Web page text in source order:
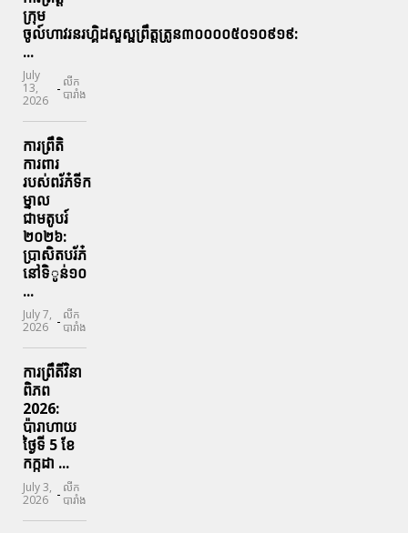
ក្រុម
ចូល៍ហាវរនរហ្គិដសួស្ផព្រឹត្តត្រូន៣០០០០៥០១០៩១៩:
...
July
13,
2026
- លីក
បារាំង
ការព្រឹតិ
ការពារ
របស់ពរ័ភ៎ទីក
ម្នាល
ជាមតូបរ៍
២០២៦:
ប្រាសិតបរ័ភ៎
នៅទិូន់១០
...
July 7,
2026 - លីក
បារាំង
ការព្រឹតិ៍វិនា
ពិភព
2026:
ប៉ារាហាយ
ថ្ងៃទី 5 ខែ
កក្កដា ...
July 3,
2026 - លីក
បារាំង